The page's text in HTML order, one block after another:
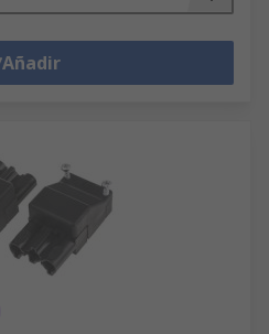
Añadir